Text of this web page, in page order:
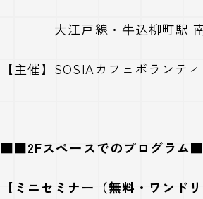
大江戸線・牛込柳町駅 南東
【主催】SOSIAカフェボランテ
■■2Fスペースでのプログラム
【ミニセミナー（無料・ワンド